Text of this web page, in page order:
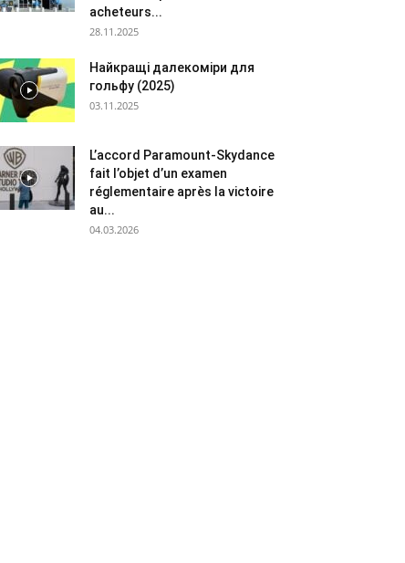
acheteurs...
28.11.2025
Найкращі далекоміри для
гольфу (2025)
03.11.2025
L’accord Paramount-Skydance
fait l’objet d’un examen
réglementaire après la victoire
au...
04.03.2026